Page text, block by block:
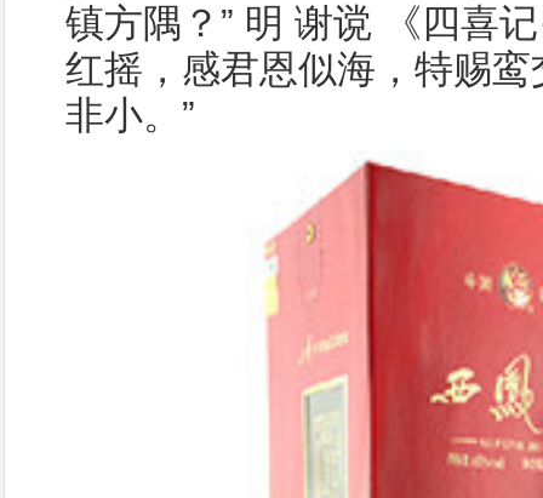
镇方隅？” 明 谢谠 《四喜
红摇，感君恩似海，特赐
非小。”